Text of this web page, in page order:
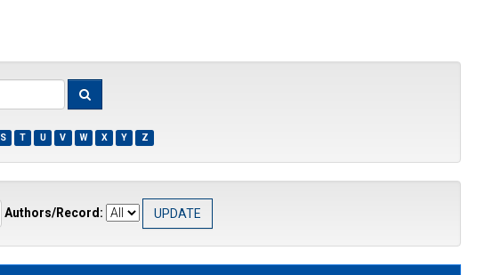
S T U V W X Y Z
Authors/Record: